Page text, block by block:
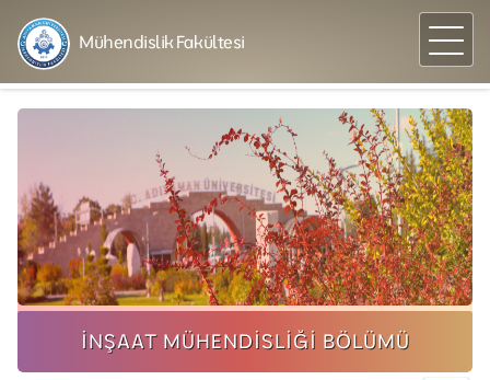
Mühendislik Fakültesi
İNŞAAT MÜHENDISLIĞI BÖLÜMÜ